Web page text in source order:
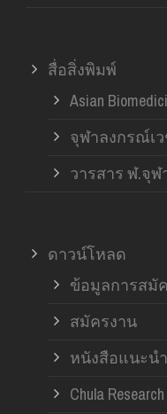
สื่อสิ่งพิมพ์
Asian
จุฬาลงกรณ์เ
วารสาร ฬ.จุฬ
ดาวน์โหลด
ข้อมูลการสมั
สมัครงาน
หนังสือแนะ
Chula